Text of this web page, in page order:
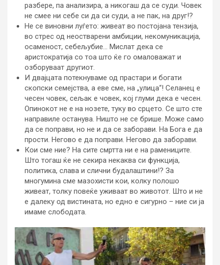
разбере, па анализира, а никогаш да се суди. Човек
не смее ни себе си да си суди, а не пак, на друг!?
Не се виновни луѓето: живеат во постојана тензија,
во стрес од неостварени амбиции, некомуникација,
осаменост, себељубие… Мислат дека се
аристократија со тоа што ќе го омаловажат и
озборуваат другиот.
И двајцата потекнуваме од прастари и богати
скопски семејства, а еве сме, на „улица“! Селанец е
чесен човек, сељак е човек, кој глуми дека е чесен.
Опинокот не е на нозете, туку во срцето. Се што сте
направиле останува. Ништо не се брише. Може само
да се поправи, но не и да се заборави. На Бога е да
прости. Негово е да поправи. Негово да заборави.
Кои сме ние? На сите смртта ни е на рамениците.
Што тогаш ќе не секира некаква си функција,
политика, слава и слични будалаштини!? За
многумина сме мазохисти кои, колку полошо
живеат, толку повеќе уживаат во животот. Што и не
е далеку од вистината, но едно е сигурно – ние си ја
имаме слободата.